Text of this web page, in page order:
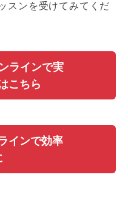
スンを受けてみてくだ
ラインで実
こちら
インで効率